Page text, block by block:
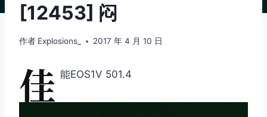
[12453] 闷
作者 Explosions_ 2017 年 4 月 10 日
佳 能EOS1V 501.4